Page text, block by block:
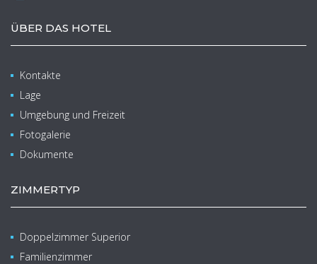
ÜBER DAS HOTEL
Kontakte
Lage
Umgebung und Freizeit
Fotogalerie
Dokumente
ZIMMERTYP
Doppelzimmer Superior
Familienzimmer